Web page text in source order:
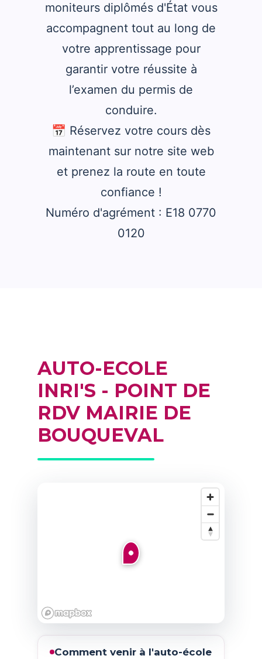
moniteurs diplômés d'État vous
accompagnent tout au long de
votre apprentissage pour
garantir votre réussite à
l’examen du permis de
conduire.
📅 Réservez votre cours dès
maintenant sur notre site web
et prenez la route en toute
confiance !
Numéro d'agrément : E18 0770
0120
AUTO-ECOLE
INRI'S - POINT DE
RDV MAIRIE DE
BOUQUEVAL
Comment venir à l'auto-école